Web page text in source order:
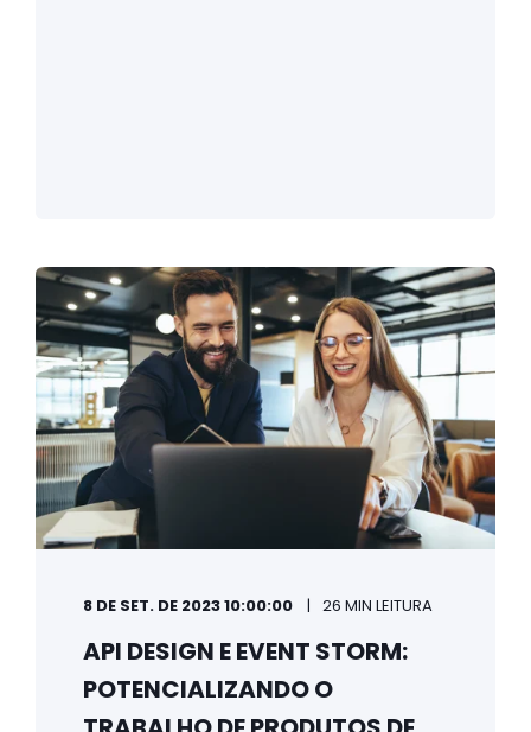
8 DE SET. DE 2023 10:00:00 26 MIN LEITURA
API DESIGN E EVENT STORM:
POTENCIALIZANDO O